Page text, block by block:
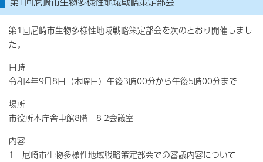
第1回尼崎市生物多様性地域戦略策定部会を次のとおり開催しまし
た。
日時
令和4年9月8日（木曜日）午後3時00分から午後5時00分まで
場所
市役所本庁舎中館8階 8-2会議室
内容
1 尼崎市生物多様性地域戦略策定部会での審議内容について